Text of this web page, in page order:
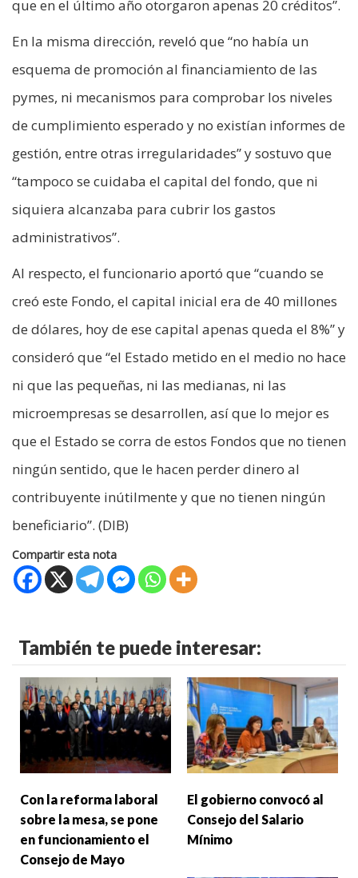
que en el último año otorgaron apenas 20 créditos”.
En la misma dirección, reveló que “no había un
esquema de promoción al financiamiento de las
pymes, ni mecanismos para comprobar los niveles
de cumplimiento esperado y no existían informes de
gestión, entre otras irregularidades” y sostuvo que
“tampoco se cuidaba el capital del fondo, que ni
siquiera alcanzaba para cubrir los gastos
administrativos”.
Al respecto, el funcionario aportó que “cuando se
creó este Fondo, el capital inicial era de 40 millones
de dólares, hoy de ese capital apenas queda el 8%” y
consideró que “el Estado metido en el medio no hace
ni que las pequeñas, ni las medianas, ni las
microempresas se desarrollen, así que lo mejor es
que el Estado se corra de estos Fondos que no tienen
ningún sentido, que le hacen perder dinero al
contribuyente inútilmente y que no tienen ningún
beneficiario”. (DIB)
Compartir esta nota
También te puede interesar:
Con la reforma laboral
sobre la mesa, se pone
en funcionamiento el
Consejo de Mayo
El gobierno convocó al
Consejo del Salario
Mínimo